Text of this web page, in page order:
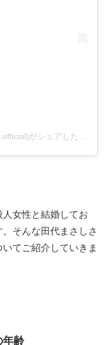
刺青愛好会official😎(@irezumiaikokai.official)がシェアした投稿
女性と結婚してお
そんな田代まさしさ
てご紹介していきま
年齢